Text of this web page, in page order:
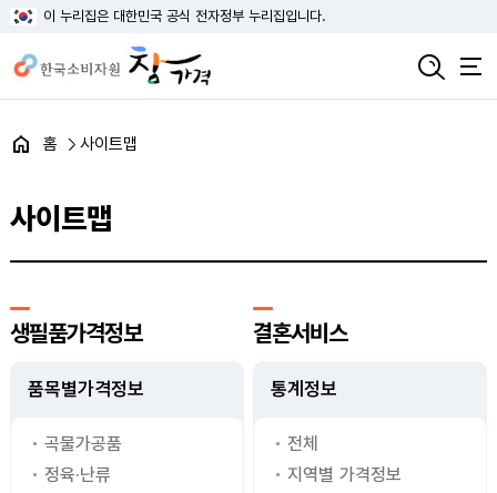
이 누리집은 대한민국 공식 전자정부 누리집입니다.
홈 사이트맵
사이트맵
생필품가격정보
품목별가격정보
곡물가공품
정육·난류
결혼서비스
통계정보
전체
지역별 가격정보